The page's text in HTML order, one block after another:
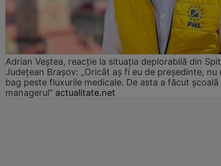
Adrian Veștea, reacție la situația deplorabilă din
Județean Brașov: „Oricât aș fi eu de președinte, nu
bag peste fluxurile medicale. De asta a făcut școală
managerul” actualitate.net